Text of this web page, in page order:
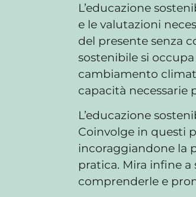
L’educazione
e le valutazioni
del presente senza
sostenibile si
cambiamento
capacità necessarie
L’educazione
Coinvolge in questi
incoraggiandone la
pratica. Mira infine
comprenderle e